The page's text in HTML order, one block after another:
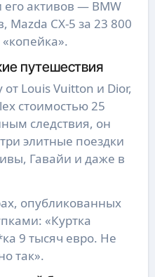
активов — BMW
Mazda CX-5 за 23 800
путешествия
Louis Vuitton и Dior,
стоимостью 25
следствия, он
элитные поездки
Гавайи и даже в
опубликованных
«Куртка
9 тысяч евро. Не
так».